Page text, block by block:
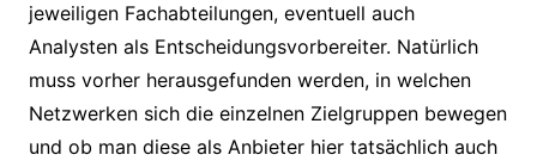
jeweiligen Fachabteilungen, eventuell auch
Analysten als Entscheidungsvorbereiter. Natürlich
muss vorher herausgefunden werden, in welchen
Netzwerken sich die einzelnen Zielgruppen bewegen
und ob man diese als Anbieter hier tatsächlich auch